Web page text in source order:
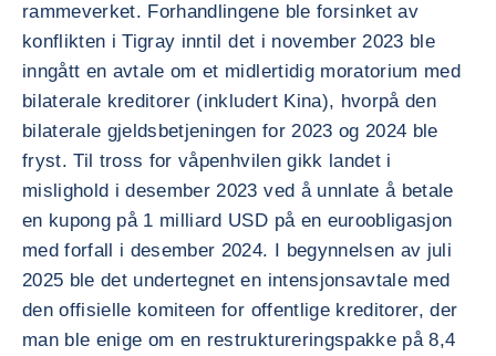
rammeverket. Forhandlingene ble forsinket av
konflikten i Tigray inntil det i november 2023 ble
inngått en avtale om et midlertidig moratorium med
bilaterale kreditorer (inkludert Kina), hvorpå den
bilaterale gjeldsbetjeningen for 2023 og 2024 ble
fryst. Til tross for våpenhvilen gikk landet i
mislighold i desember 2023 ved å unnlate å betale
en kupong på 1 milliard USD på en euroobligasjon
med forfall i desember 2024. I begynnelsen av juli
2025 ble det undertegnet en intensjonsavtale med
den offisielle komiteen for offentlige kreditorer, der
man ble enige om en restruktureringspakke på 8,4